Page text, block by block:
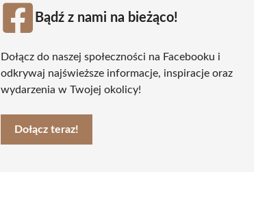
Bądź z nami na bieżąco!
Dołącz do naszej społeczności na Facebooku i
odkrywaj najświeższe informacje, inspiracje oraz
wydarzenia w Twojej okolicy!
Dołącz teraz!